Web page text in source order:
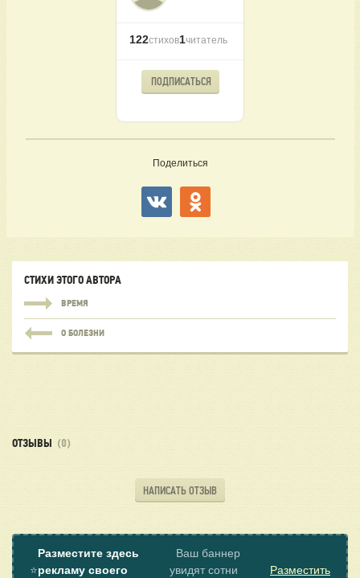
122стихов1читатель
ПОДПИСАТЬСЯ
Поделиться
СТИХИ ЭТОГО АВТОРА
ВРЕМЯ
О БОЛЕЗНИ
ОТЗЫВЫ (0)
НАПИСАТЬ ОТЗЫВ
⭐
Разместите здесь
рекламу своего
Ваш баннер
увидят сотни
Разместить